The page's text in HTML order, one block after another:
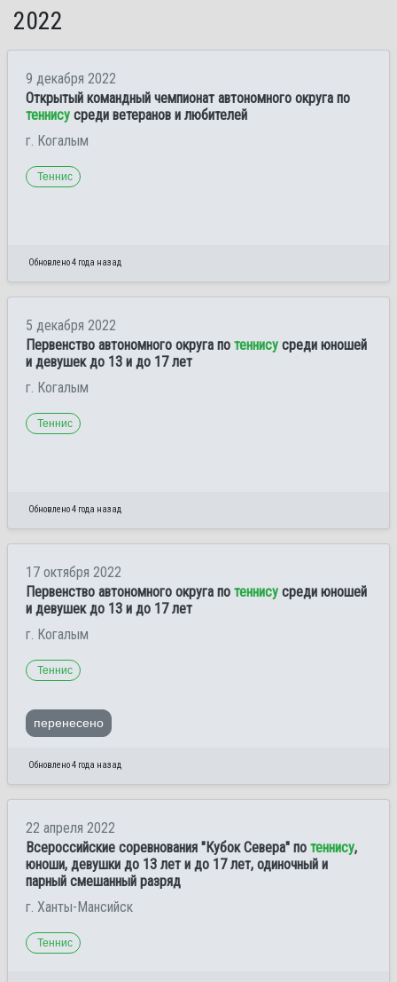
2022
9 декабря 2022
Открытый командный чемпионат автономного округа по
теннису среди ветеранов и любителей
г. Когалым
Теннис
Обновлено 4 года назад
5 декабря 2022
Первенство автономного округа по теннису среди юношей
и девушек до 13 и до 17 лет
г. Когалым
Теннис
Обновлено 4 года назад
17 октября 2022
Первенство автономного округа по теннису среди юношей
и девушек до 13 и до 17 лет
г. Когалым
Теннис
перенесено
Обновлено 4 года назад
22 апреля 2022
Всероссийские соревнования "Кубок Севера" по теннису,
юноши, девушки до 13 лет и до 17 лет, одиночный и
парный смешанный разряд
г. Ханты-Мансийск
Теннис